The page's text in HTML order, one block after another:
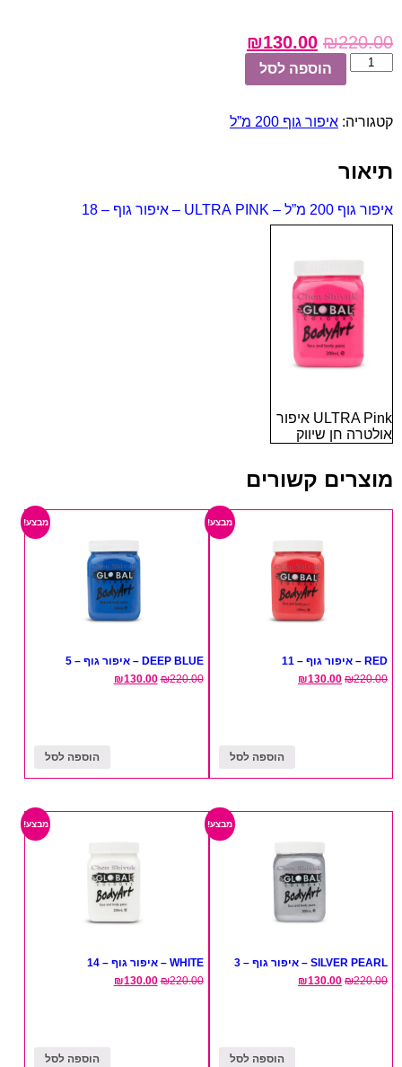
₪220.00
₪130.00
כמות
של
-
-
הוספה לסל
קטגוריה: איפור גוף 200 מ”ל
תיאור
איפור גוף 200 מ”ל – ULTRA PINK – איפור גוף – 18
ULTRA Pink איפור
אולטרה חן שיווק
מוצרים קשורים
מבצע!
RED – איפור גוף – 11
₪220.00
₪130.00
הוספה לסל
מבצע!
DEEP BLUE – איפור גוף – 5
₪220.00
₪130.00
הוספה לסל
מבצע!
SILVER PEARL – איפור גוף – 3
₪220.00
₪130.00
הוספה לסל
מבצע!
WHITE – איפור גוף – 14
₪220.00
₪130.00
הוספה לסל